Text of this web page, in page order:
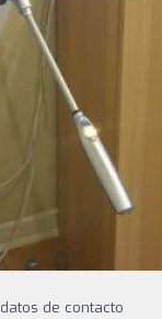
de contacto